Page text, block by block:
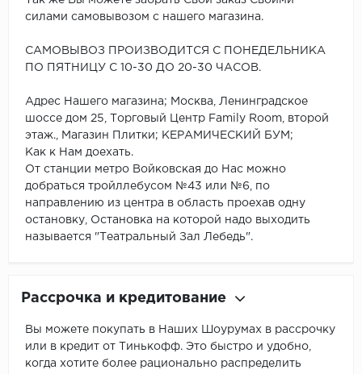
силами самовывозом с нашего магазина.
САМОВЫВОЗ ПРОИЗВОДИТСЯ С ПОНЕДЕЛЬНИКА
ПО ПЯТНИЦУ С 10-30 ДО 20-30 ЧАСОВ.
Адрес Нашего магазина; Москва, Ленинградское
шоссе дом 25, Торговый Центр Family Room, второй
этаж., Магазин Плитки; КЕРАМИЧЕСКИЙ БУМ;
Как к Нам доехать.
От станции метро Войковская до Нас можно
добраться тройллебусом №43 или №6, по
направлению из центра в область проехав одну
остановку, Остановка на которой надо выходить
называется "Театральный Зал Лебедь".
Рассрочка и кредитование
Вы можете покупать в Наших Шоурумах в рассрочку
или в кредит от Тинькофф. Это быстро и удобно,
когда хотите более рационально распределить